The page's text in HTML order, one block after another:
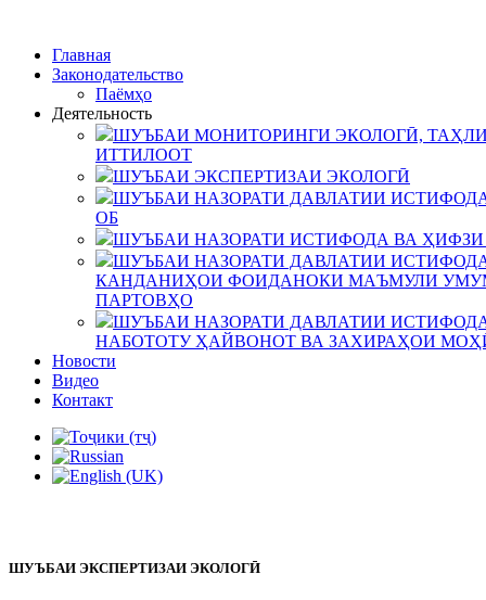
Главная
Законодательство
Паёмҳо
Деятельность
ШУЪБАИ МОНИТОРИНГИ ЭКОЛОГӢ,
ИТТИЛООТ
ШУЪБАИ ЭКСПЕРТИЗАИ ЭКОЛОГӢ
ШУЪБАИ НАЗОРАТИ ДАВЛАТИИ
ОБ
ШУЪБАИ НАЗОРАТИ ИСТИФОДА ВА
ШУЪБАИ НАЗОРАТИ ДАВЛАТИИ
КАНДАНИҲОИ ФОИДАНОКИ МАЪМУЛИ
ПАРТОВҲО
ШУЪБАИ НАЗОРАТИ ДАВЛАТИИ
НАБОТОТУ ҲАЙВОНОТ ВА ЗАХИРАҲОИ
Новости
Видео
Контакт
ШУЪБАИ ЭКСПЕРТИЗАИ ЭКОЛОГӢ